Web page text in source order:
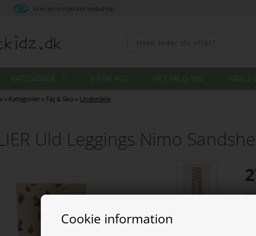
Cookie information
Vi er en e-mærket webshop
KATEGORIER 6 FOR 400 FRIT VALG 100 KØB 3
» Kategorier »Tøj & Sko » Underdele
Uld Leggings Nimo